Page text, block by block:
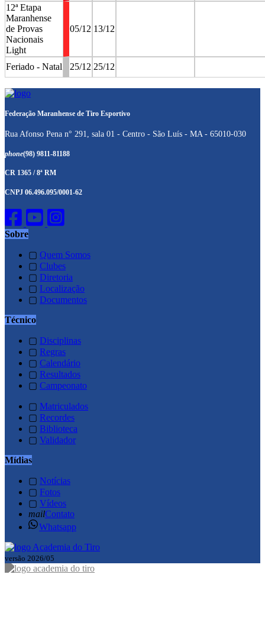
12ª Etapa
Maranhense
de Provas
Nacionais
Light
05/12 13/12
Feriado - Natal 25/12 25/12
Federação Maranhense de Tiro Esportivo
Rua Afonso Pena n° 291, sala 01 - Centro - São Luís - MA - 65010-030
phone(98) 9811-81188
CR 1365 / 8ª RM
CNPJ 06.496.095/0001-62
Sobre
▢ Quem Somos
▢ Clubes
▢ Diretoria
▢ Localização
▢ Documentos
Técnico
▢ Disciplinas
▢ Regras
▢ Calendário
▢ Resultados
▢ Campeonato
▢ Matriculados
▢ Recordes
▢ Biblioteca
▢ Validador
Mídias
▢ Notícias
▢ Fotos
▢ Vídeos
mailContato
Whatsapp
versão 2026/05